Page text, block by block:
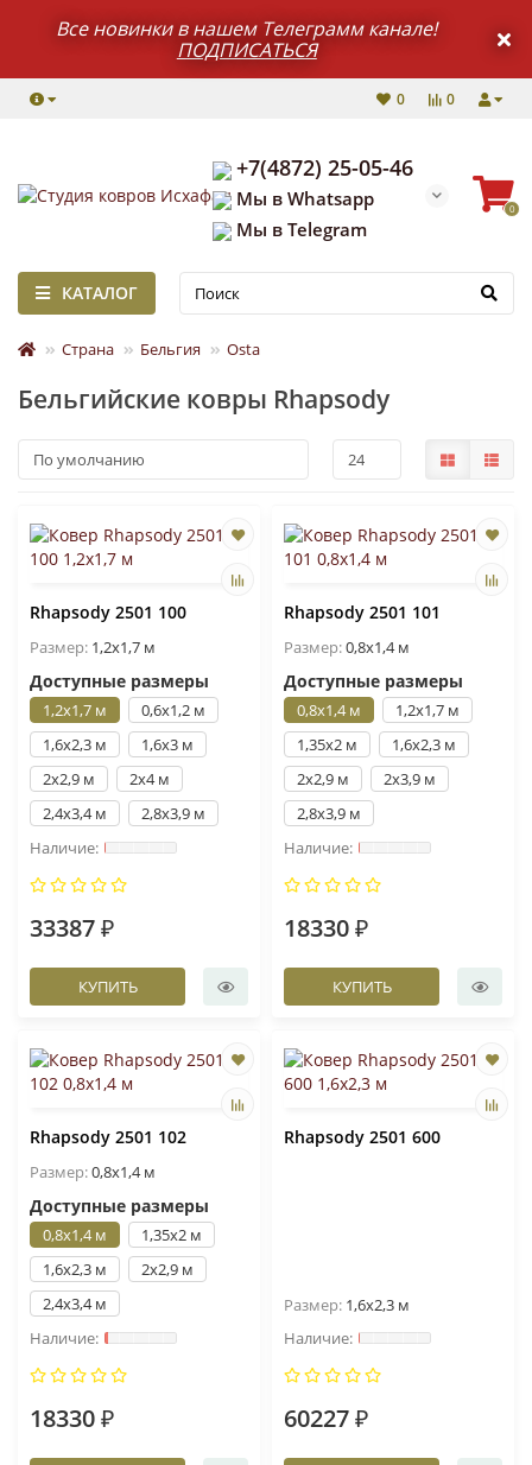
Все новинки в нашем Телеграмм канале!
ПОДПИСАТЬСЯ
0
0
+7(4872) 25-05-46
Мы в Whatsapp
Мы в Telegram
0
КАТАЛОГ
Страна Бельгия Osta
Бельгийские ковры Rhapsody
Rhapsody 2501 100
Размер: 1,2x1,7 м
Доступные размеры
1,2x1,7 м
0,6x1,2 м
1,6x2,3 м
1,6x3 м
2x2,9 м
2x4 м
2,4x3,4 м
2,8x3,9 м
33387 ₽
КУПИТЬ
Rhapsody 2501 101
Размер:0,8x1,4 м
Доступные размеры
0,8x1,4 м
1,2x1,7 м
1,35x2 м
1,6x2,3 м
2x2,9 м
2x3,9 м
2,8x3,9 м
18330 ₽
КУПИТЬ
Rhapsody 2501 102
Размер:0,8x1,4 м
Доступные размеры
0,8x1,4 м
1,35x2 м
1,6x2,3 м
2x2,9 м
2,4x3,4 м
18330 ₽
Rhapsody 2501 600
Размер: 1,6x2,3 м
60227 ₽